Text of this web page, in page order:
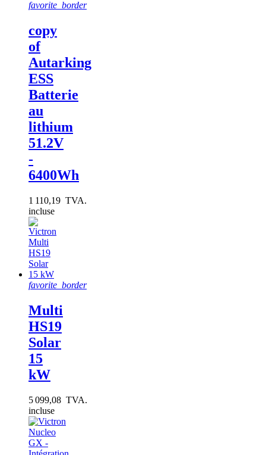
favorite_border
copy
of
Autarking
ESS
Batterie
au
lithium
51.2V
-
6400Wh
1 110,19 TVA.
incluse
favorite_border
Multi
HS19
Solar
15
kW
5 099,08 TVA.
incluse